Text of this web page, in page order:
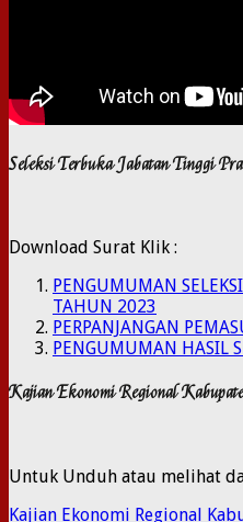
Seleksi Terbuka Jabatan Tinggi
Download Surat Klik :
PENGUMUMAN
TAHUN 2023
PERPANJANGAN
PENGUMUMAN HASIL
Kajian Ekonomi Regional
Untuk Unduh atau melihat
Kajian Ekonomi Regional